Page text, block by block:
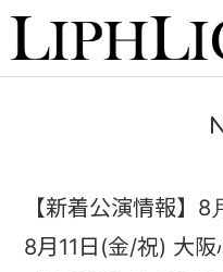
LIVE
INSTORE
【新着公演情報】
8月11日(金/祝) 大